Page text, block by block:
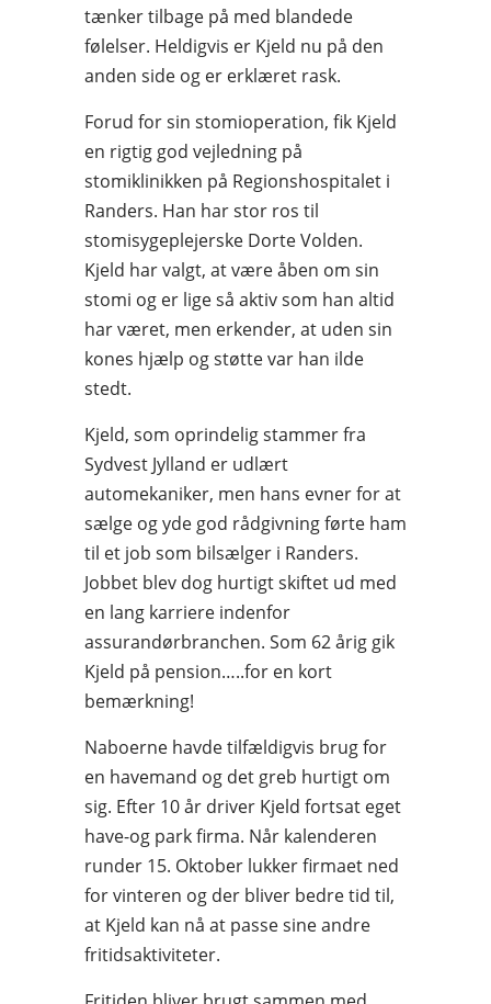
tænker tilbage på med blandede
følelser. Heldigvis er Kjeld nu på den
anden side og er erklæret rask.
Forud for sin stomioperation, fik Kjeld
en rigtig god vejledning på
stomiklinikken på Regionshospitalet i
Randers. Han har stor ros til
stomisygeplejerske Dorte Volden.
Kjeld har valgt, at være åben om sin
stomi og er lige så aktiv som han altid
har været, men erkender, at uden sin
kones hjælp og støtte var han ilde
stedt.
Kjeld, som oprindelig stammer fra
Sydvest Jylland er udlært
automekaniker, men hans evner for at
sælge og yde god rådgivning førte ham
til et job som bilsælger i Randers.
Jobbet blev dog hurtigt skiftet ud med
en lang karriere indenfor
assurandørbranchen. Som 62 årig gik
Kjeld på pension…..for en kort
bemærkning!
Naboerne havde tilfældigvis brug for
en havemand og det greb hurtigt om
sig. Efter 10 år driver Kjeld fortsat eget
have-og park firma. Når kalenderen
runder 15. Oktober lukker firmaet ned
for vinteren og der bliver bedre tid til,
at Kjeld kan nå at passe sine andre
fritidsaktiviteter.